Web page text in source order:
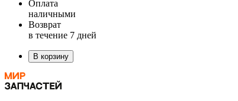
Оплата
наличными
Возврат
в течение 7 дней
В корзину